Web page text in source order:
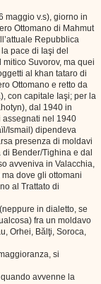
maggio v.s), giorno in
Ottomano di Mahmut
Repubblica
pace di Iaşi del
Suvorov, ma quei
al khan tataro di
Ottomano e retto da
con capitale Iaşi; per la
dal 1940 in
assegnati nel 1940
Ismail) dipendeva
presenza di moldavi
Bender/Tighina e dal
avveniva in Valacchia,
dove gli ottomani
al Trattato di
in dialetto, se
fra un moldavo
Orhei, Bălţi, Soroca,
si
avvenne la